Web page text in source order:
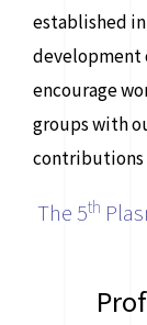
established
development
encourage
groups with
contributions
The 5th